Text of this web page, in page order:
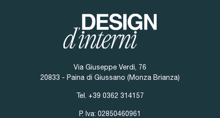
Via Giuseppe Verdi, 76
20833 - Paina di Giussano (Monza Brianza)
Tel. +39 0362 314157
P. Iva: 02850460961